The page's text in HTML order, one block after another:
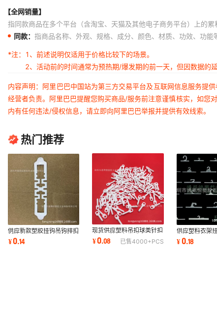
【全网销量】
指同款商品在多个平台（含淘宝、天猫及其他电子商务平台）上的累
同款： 指商品名称、外观、规格、成分、颜色、材质、功效、功
*注：
1、前述说明仅适用于价格比较下的场景。
2、活动前的时间通常为预热期/爆发期的前一天，但因数据的
内容声明：阿里巴巴中国站为第三方交易平台及互联网信息服务提
经营者负责。阿里巴巴提醒您购买商品/服务前注意谨慎核实，如您
内有任何违法/侵权信息，请立即向阿里巴巴举报并提供有效线索。
热门推荐
供应新款塑胶挂钩吊钩排扣
纸箱封口扣两挂扣纸箱扣纸
箱封口按扣
¥0.14
现货供应塑料吊扣球类针扣
商标吊牌扣各类球塞吊扣
¥0.08 已售4000+PCS
供应塑料衣架
夹钩胶袋挂钩
挂钩胶袋挂扣
¥0.18